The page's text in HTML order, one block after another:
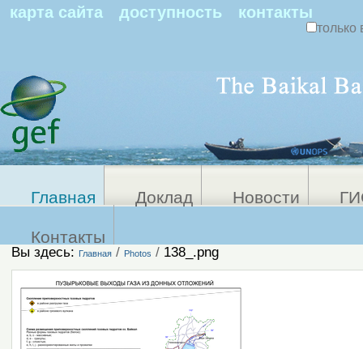
карта сайта доступность контакты
только
Главная Доклад Новости
Контакты
Вы здесь: Главная / Photos / 138_.png